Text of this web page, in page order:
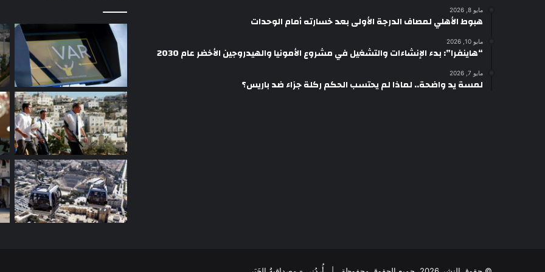
مايو 8, 2026
هبوط الأهلي لمصاف الدرجة الأولى بعد خسارته أمام الوحدات
مايو 10, 2026
“هاينفرا”: بدء الإنشاءات والتشغيل في مشروع الأمونيا والهيدروجين الأخضر عام 2030
مايو 7, 2026
لمسة يد واضحة.. لماذا لم يحتسب الحكم ركلة جزاء ضد باريس؟